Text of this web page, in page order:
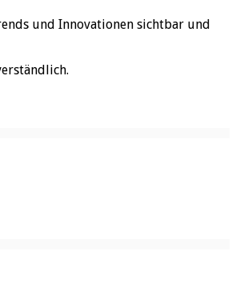
und Innovationen sichtbar und